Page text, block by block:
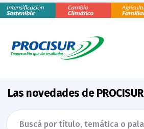
Las novedades de PROCISUR